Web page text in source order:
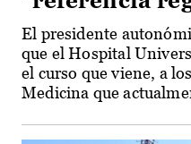
El presidente
que el Hospital
el curso que viene, a
Medicina que